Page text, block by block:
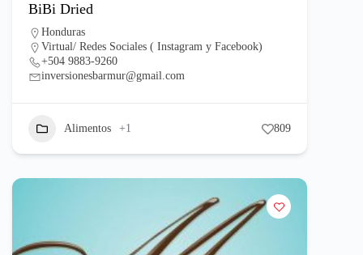
BiBi Dried
Honduras
Virtual/ Redes Sociales ( Instagram y Facebook)
+504 9883-9260
inversionesbarmur@gmail.com
Alimentos +1 809